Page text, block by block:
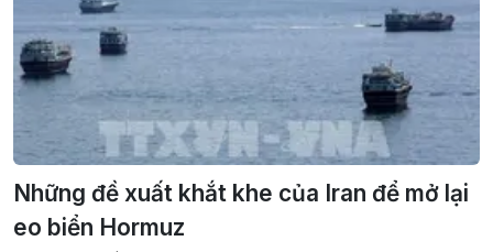
Những đề xuất khắt khe của Iran để mở lại
eo biển Hormuz